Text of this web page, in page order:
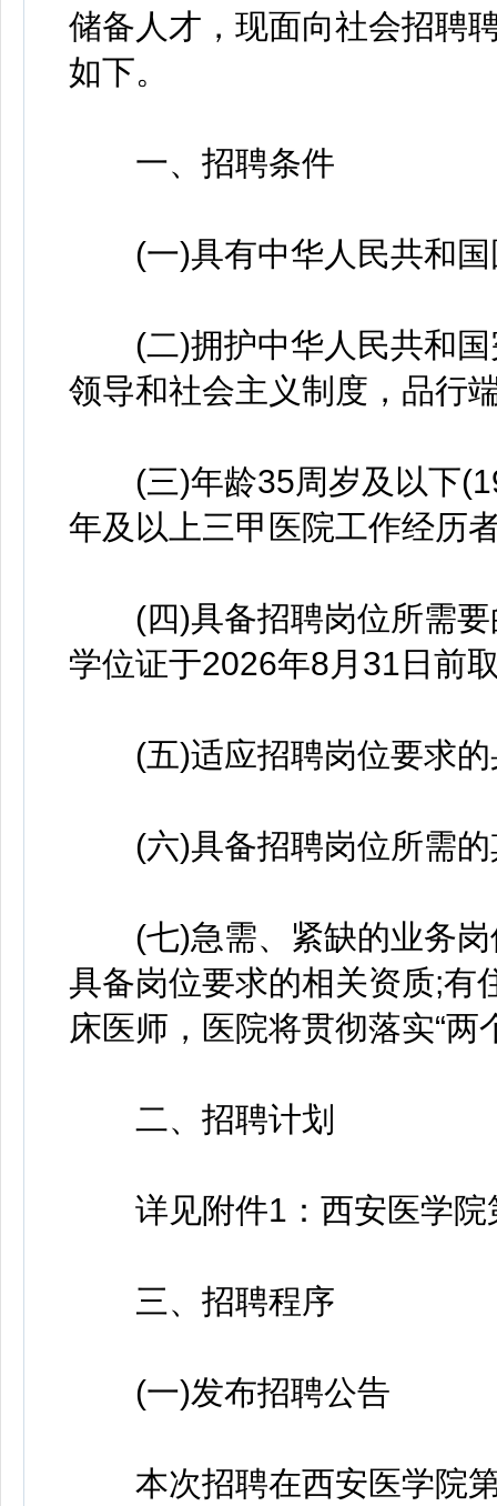
储备人才，现面向社会招聘
如下。
一、招聘条件
(一)具有中华人民共和国
(二)拥护中华人民共和国
领导和社会主义制度，品行
(三)年龄35周岁及以下
年及以上三甲医院工作经历
(四)具备招聘岗位所需要
学位证于2026年8月31日前
(五)适应招聘岗位要求的
(六)具备招聘岗位所需的
(七)急需、紧缺的业务岗
具备岗位要求的相关资质;有
床医师，医院将贯彻落实“两
二、招聘计划
详见附件1：西安医学院
三、招聘程序
(一)发布招聘公告
本次招聘在西安医学院第